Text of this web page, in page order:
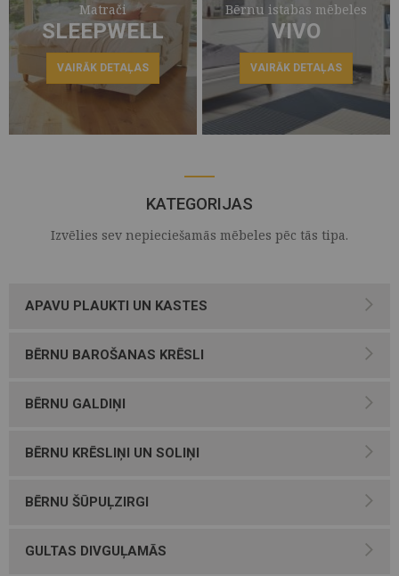
Matrači
SLEEPWELL
VAIRĀK DETAĻAS
Bērnu istabas mēbeles
VIVO
VAIRĀK DETAĻAS
KATEGORIJAS
Izvēlies sev nepieciešamās mēbeles pēc tās tipa.
APAVU PLAUKTI UN KASTES
BĒRNU BAROŠANAS KRĒSLI
BĒRNU GALDIŅI
BĒRNU KRĒSLIŅI UN SOLIŅI
BĒRNU ŠŪPUĻZIRGI
GULTAS DIVGUĻAMĀS